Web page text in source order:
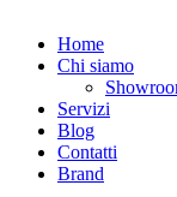
Home
Chi siamo
Servizi
Blog
Contatti
Brand